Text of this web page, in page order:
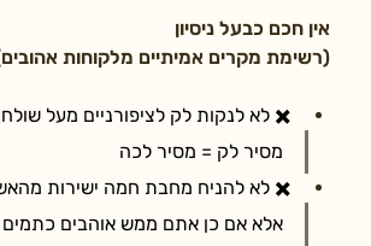
אין חכם כבעל ניסיון
(רשימת מקרים אמיתיים מלקוחות
✖️ לא לנקות לק לציפורניים מעל
מסיר לק = מסיר לכה
✖️ לא להניח מחבת חמה ישירות
אלא אם כן אתם ממש אוהבים כתמים